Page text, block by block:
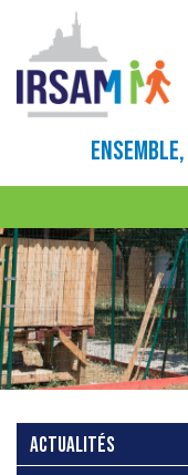
ENSEMBLE,
ACTUALITÉS